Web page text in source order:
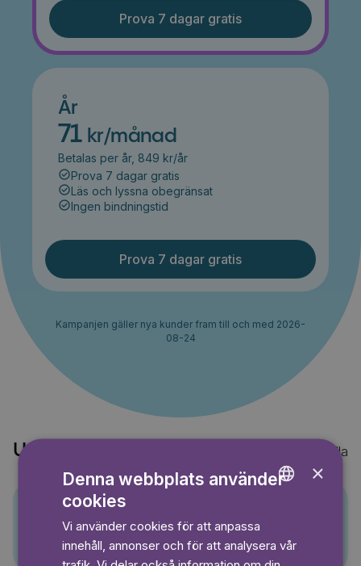
Prova 7 dagar gratis
År
71 kr/månad
Betalas per år, 849 kr/år
Prova 7 dagar gratis
Läs och lyssna obegränsat
Ingen bindningstid
Prova 7 dagar gratis
Kampanjen gäller nya kunder fram till och med 2026-
08-24
Upptäck också Visa alla
×
Denna webbplats använder
cookies
Vi använder cookies för att anpassa
innehåll, annonser och för att analysera vår